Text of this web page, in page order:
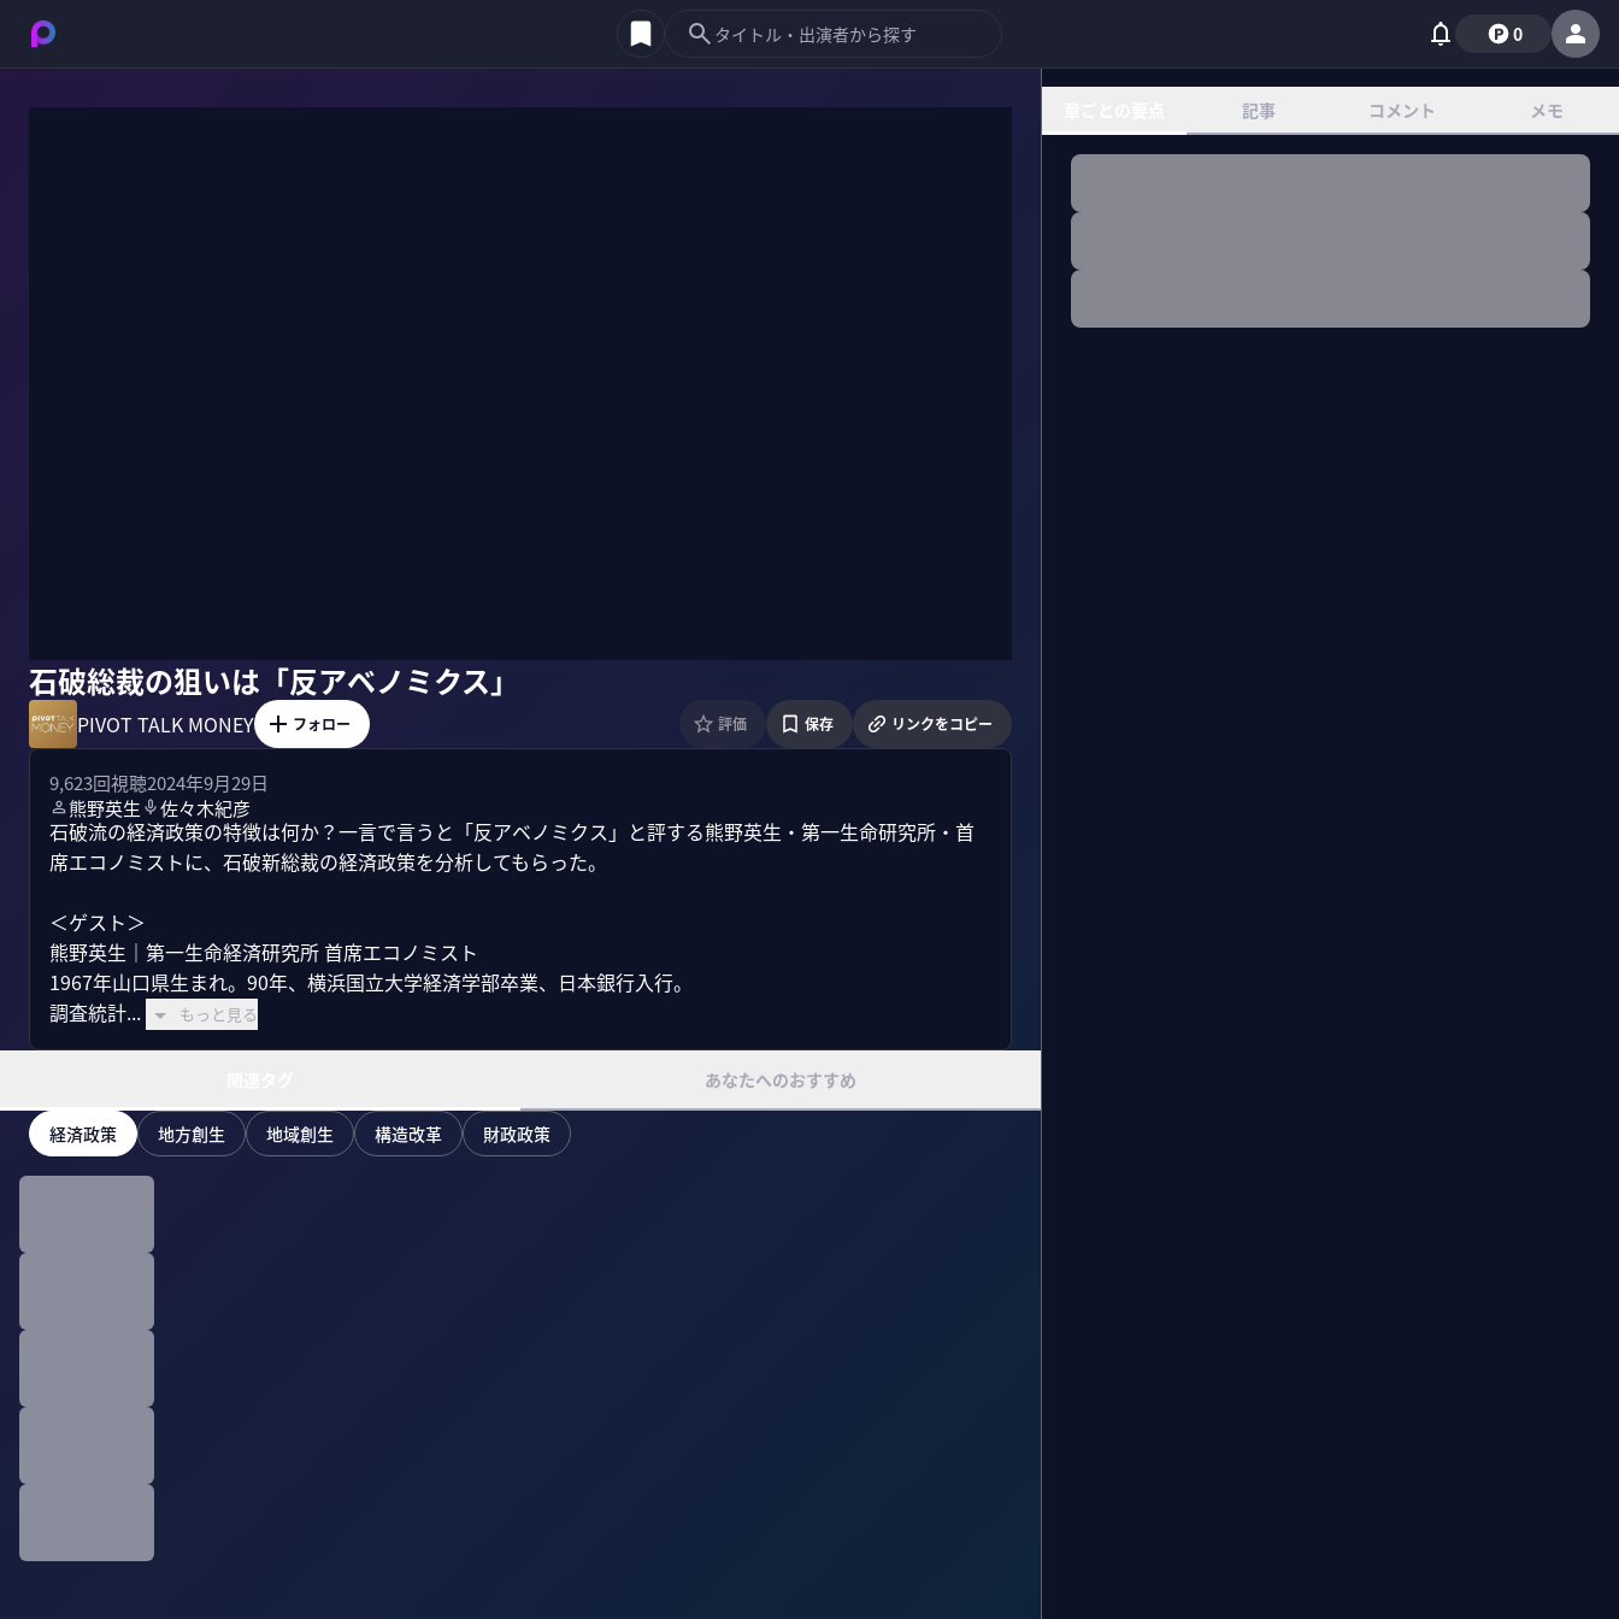
0
石破総裁の狙いは「反アベノミクス」
PIVOT TALK MONEY フォロー 評価 保存 リンクをコピー
9,623回視聴2024年9月29日
熊野英生
佐々木紀彦
石破流の経済政策の特徴は何か？一言で言うと「反アベノミクス」と評する熊野英生・第一生命研究所・首
席エコノミストに、石破新総裁の経済政策を分析してもらった。
＜ゲスト＞
熊野英生｜第一生命経済研究所 首席エコノミスト
1967年山口県生まれ。90年、横浜国立大学経済学部卒業、日本銀行入行。
調査統計...
もっと見る
あなたへのおすすめ
経済政策 地方創生 地域創生 構造改革 財政政策
記事 コメント メモ